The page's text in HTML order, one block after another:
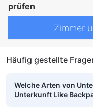
prüfen
Zimmer
Häufig gestellte
Welche Arten von
Unterkunft Like